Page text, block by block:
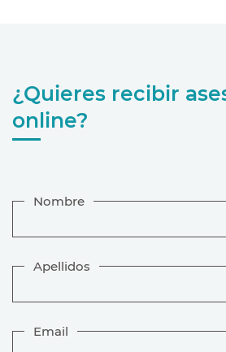
¿Quieres recibir
online?
Nombre
Apellidos
Email